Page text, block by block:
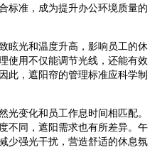
标准，成为提升办公环境质量的
眩光和温度升高，影响员工的休
使用不仅能调节光线，还能有效
此，遮阳帘的管理标准应科学制
光变化和员工作息时间相匹配。
不同，遮阳需求也有所差异。午
少强光干扰，营造舒适的休息氛